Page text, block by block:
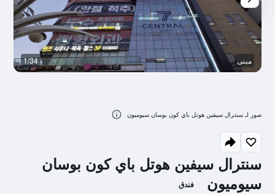
سنترال سيفين هوتل باي كون بوسان
سيوميون
فندق
مبنى 1/34
صور لـ سنترال سيفين هوتل باي كون بوسان سيوميون